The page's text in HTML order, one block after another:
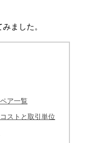
ました。
ア一覧
ストと取引単位